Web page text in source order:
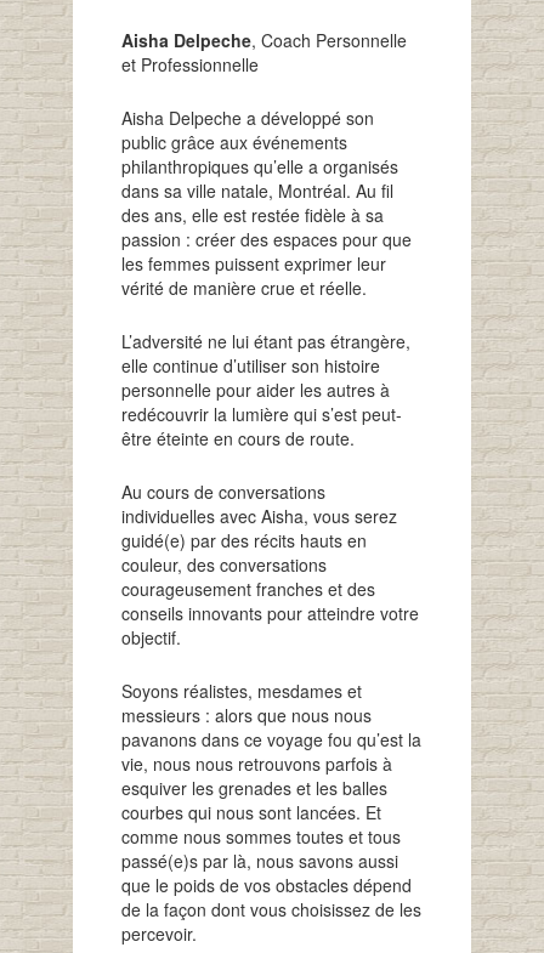
Aisha Delpeche, Coach Personnelle
et Professionnelle
Aisha Delpeche a développé son
public grâce aux événements
philanthropiques qu’elle a organisés
dans sa ville natale, Montréal. Au fil
des ans, elle est restée fidèle à sa
passion : créer des espaces pour que
les femmes puissent exprimer leur
vérité de manière crue et réelle.
L’adversité ne lui étant pas étrangère,
elle continue d’utiliser son histoire
personnelle pour aider les autres à
redécouvrir la lumière qui s’est peut-
être éteinte en cours de route.
Au cours de conversations
individuelles avec Aisha, vous serez
guidé(e) par des récits hauts en
couleur, des conversations
courageusement franches et des
conseils innovants pour atteindre votre
objectif.
Soyons réalistes, mesdames et
messieurs : alors que nous nous
pavanons dans ce voyage fou qu’est la
vie, nous nous retrouvons parfois à
esquiver les grenades et les balles
courbes qui nous sont lancées. Et
comme nous sommes toutes et tous
passé(e)s par là, nous savons aussi
que le poids de vos obstacles dépend
de la façon dont vous choisissez de les
percevoir.